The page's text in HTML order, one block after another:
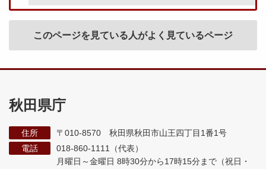
このページを見ている人がよく見ているページ
秋田県庁
住所
〒010-8570 秋田県秋田市山王四丁目1番1号
電話
018-860-1111（代表）
月曜日～金曜日 8時30分から17時15分まで （祝日・